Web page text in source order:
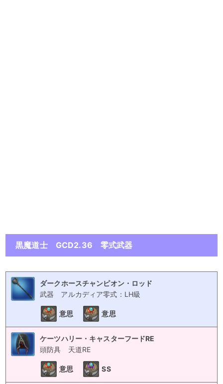
黒魔道士 GCD2.36 零式武器
ダークホースチャンピオン・ロッド
武器
アルカディア零式：LH級
意思 意思
ケーツハリー・キャスターフードRE
頭防具
天道RE
意思 SS